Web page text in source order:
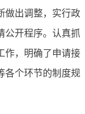
做出调整，实行政
公开程序。认真抓
作，明确了申请接
各个环节的制度规